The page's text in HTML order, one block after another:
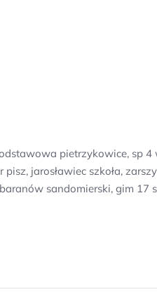
pietrzykowice, sp
jarosławiec szkoła,
sandomierski, gim